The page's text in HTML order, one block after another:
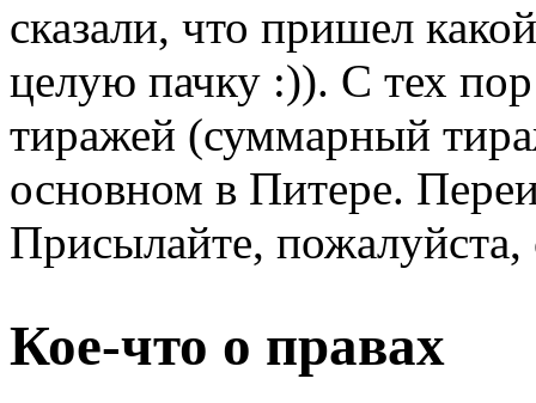
сказали, что пришел
целую пачку :)). С тех
тиражей (суммарный
основном в Питере.
Присылайте,
Кое-что о правах